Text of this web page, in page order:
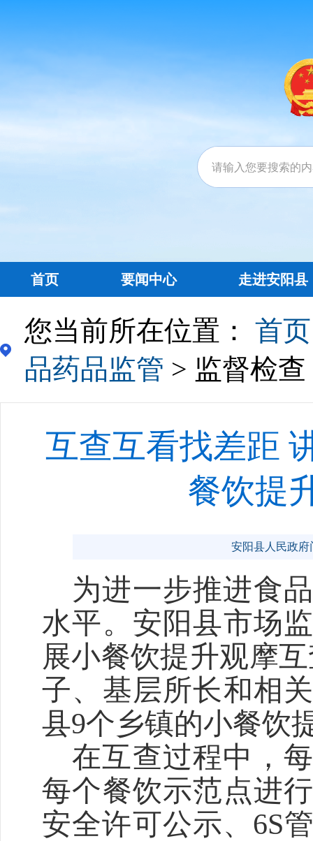
首页 要闻中心 走进安阳县
您当前所在位置： 首页
品药品监管 > 监督检查
互查互看找差距
餐饮提
安阳县人民政府
为进一步推进食
水平。安阳县市场
展小餐饮提升观摩
子、基层所长和相
县9个乡镇的小餐饮
在互查过程中，
每个餐饮示范点进
安全许可公示、 6S